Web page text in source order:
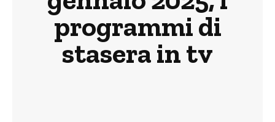
programmi di
stasera in tv